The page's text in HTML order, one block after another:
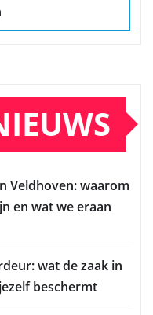
Veldhoven: waarom
en wat we eraan
wat de zaak in
beschermt